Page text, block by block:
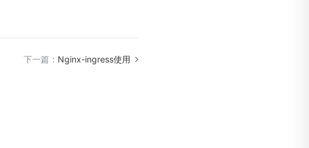
下一篇： Nginx-ingress使用